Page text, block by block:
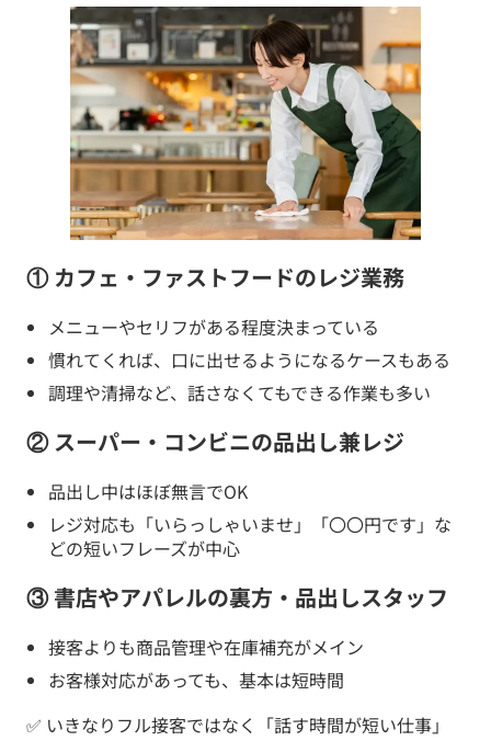
① カフェ・ファストフードのレジ業務
メニューやセリフがある程度決まっている
慣れてくれば、口に出せるようになるケースもある
調理や清掃など、話さなくてもできる作業も多い
② スーパー・コンビニの品出し兼レジ
品出し中はほぼ無言でOK
レジ対応も「いらっしゃいませ」「〇〇円です」な
どの短いフレーズが中心
③ 書店やアパレルの裏方・品出しスタッフ
接客よりも商品管理や在庫補充がメイン
お客様対応があっても、基本は短時間
✅ いきなりフル接客ではなく「話す時間が短い仕事」